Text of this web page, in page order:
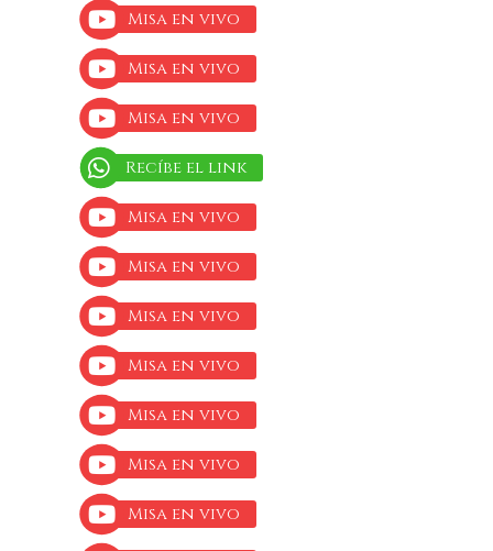
Misa en vivo
Misa en vivo
Misa en vivo
Recíbe el link
Misa en vivo
Misa en vivo
Misa en vivo
Misa en vivo
Misa en vivo
Misa en vivo
Misa en vivo